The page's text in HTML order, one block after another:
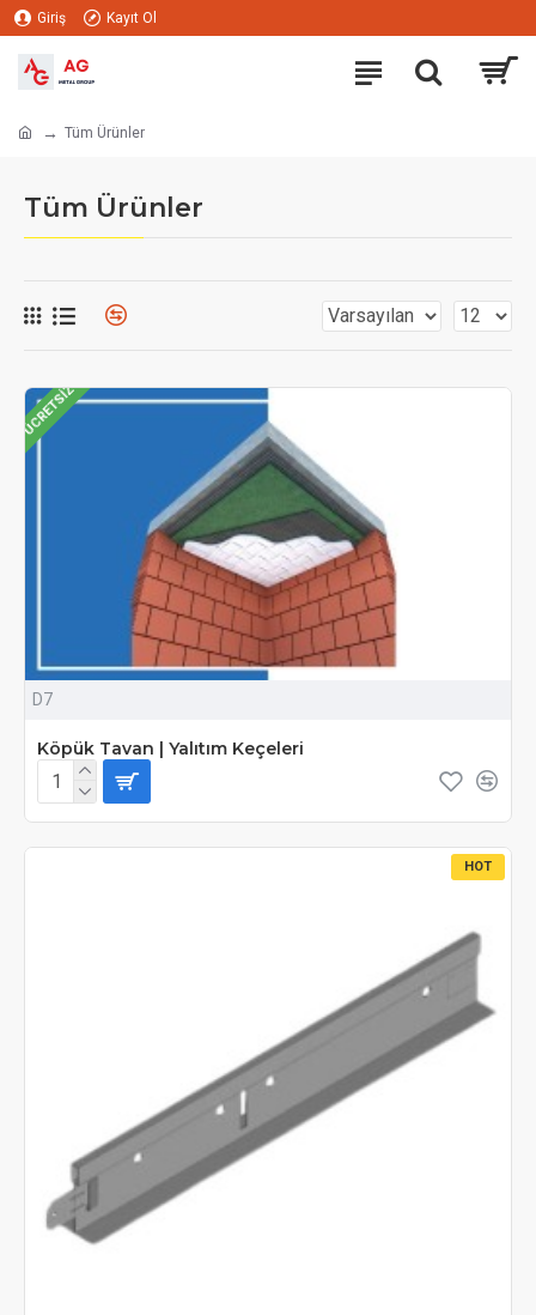
Giriş Kayıt Ol
Tüm Ürünler
Tüm Ürünler
ÜCRETSIZ
D7
Köpük Tavan | Yalıtım Keçeleri
HOT